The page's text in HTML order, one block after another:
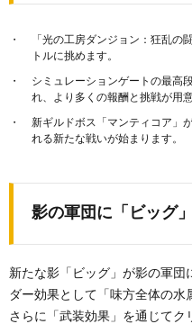
「光の工房ダンジョン：狂乱の
トルに挑めます。
シミュレーションゲートの最高
れ、より多くの報酬と挑戦が用
新ギルドボス「マンティコア」
れる新たな戦いが始まります。
影の軍団に「ビッグ
新たな影「ビッグ」が影の軍団
ダー効果として「味方全体の水
さらに「武装効果」を通じてク